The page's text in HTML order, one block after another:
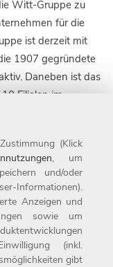
Witt-Gruppe zu
für die
ist derzeit mit
1907 gegründete
Daneben ist das
Filialen im
gehört die
nicht nur
sondern auch
zu den rund
auf kununu. Seit
Weitere
gruppe.eu.
(Klick
, um
und/oder
Informationen).
Anzeigen und
sowie um
(inkl.
gibt